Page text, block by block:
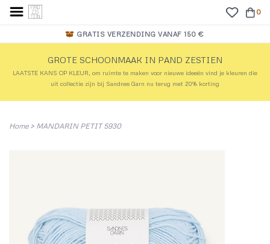
0
GRATIS VERZENDING VANAF 150 €
GROTE SCHOONMAAK IN PAND ZESTIEN
LAATSTE KANS OP KLEUR, om ruimte te maken voor nieuwe ideeën vind je kleuren die
uit collectie zijn bij Sandnes Garn nu terug met 20% korting
Home> MANDARIN PETIT 5930